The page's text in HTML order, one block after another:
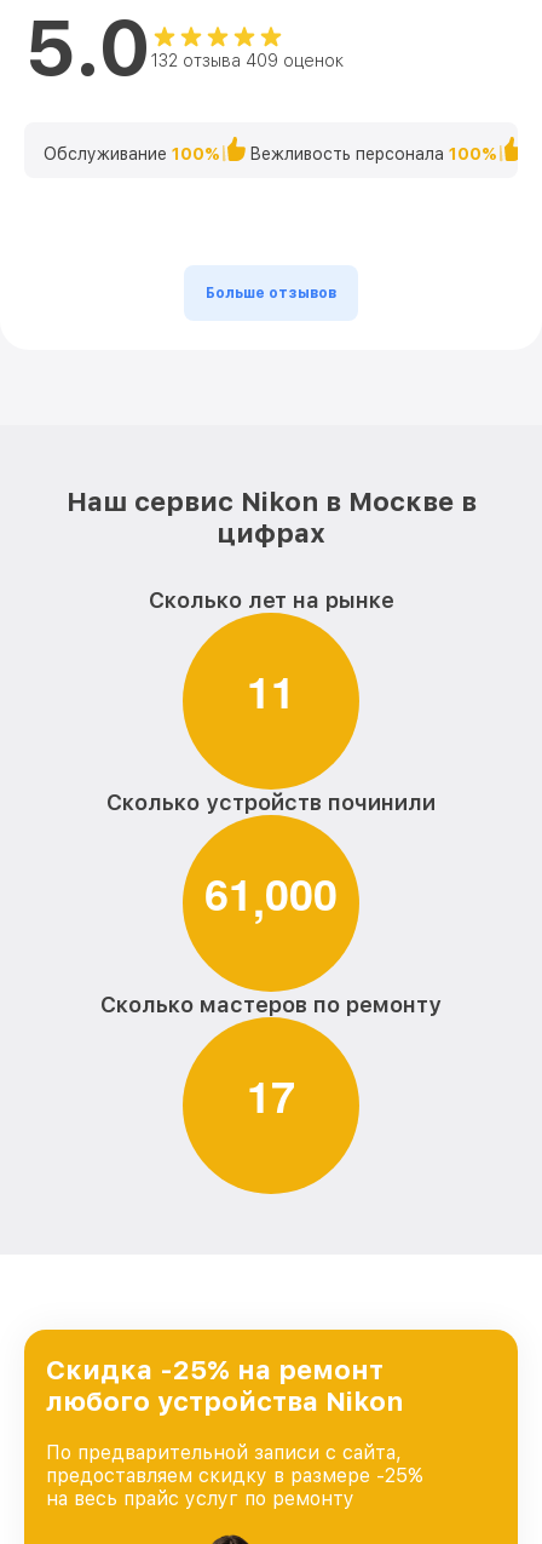
5.0 132 отзыва 409 оценок
Обслуживание 100% Вежливость персонала 100%
Больше отзывов
Наш сервис Nikon в Москве в
цифрах
Сколько лет на рынке
11
Сколько устройств починили
61,000
Сколько мастеров по ремонту
17
Скидка -25% на ремонт
любого устройства Nikon
По предварительной записи с сайта,
предоставляем скидку в размере -25%
на весь прайс услуг по ремонту